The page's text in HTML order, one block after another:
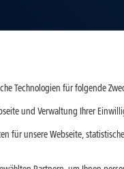
dem Hause Xiaomi,
Smartwatch S1
Akku-Kapazitäten aus.
S bis 5G XXL mit
Beide
Technologien für folgende
und Verwaltung Ihrer
für unsere Webseite,